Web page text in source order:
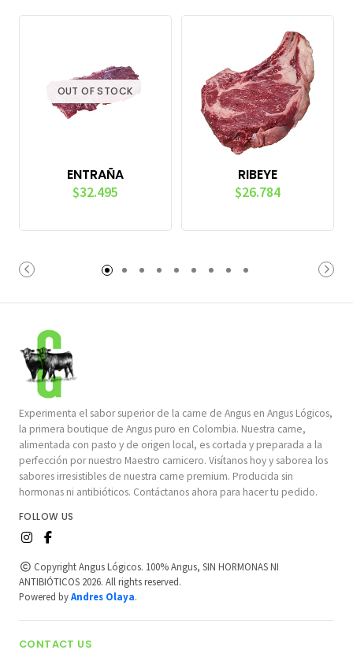
OUT OF STOCK
ENTRAÑA
$32.495
RIBEYE
$26.784
Experimenta el sabor superior de la carne de Angus en Angus Lógicos,
la primera boutique de Angus puro en Colombia. Nuestra carne,
alimentada con pasto y de origen local, es cortada y preparada a la
perfección por nuestro Maestro carnicero. Visítanos hoy y saborea los
sabores irresistibles de nuestra carne premium. Producida sin
hormonas ni antibióticos. Contáctanos ahora para hacer tu pedido.
FOLLOW US
Copyright Angus Lógicos. 100% Angus, SIN HORMONAS NI
ANTIBIÓTICOS 2026. All rights reserved.
Powered byAndres Olaya.
CONTACT US